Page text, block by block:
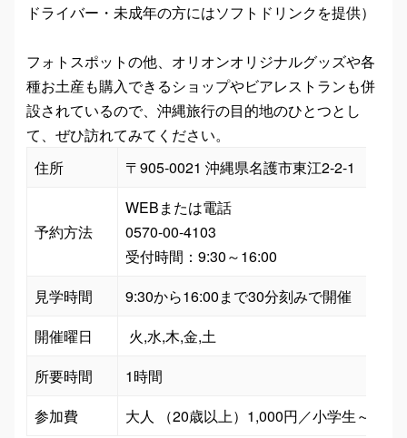
ドライバー・未成年の方にはソフトドリンクを提供）
フォトスポットの他、オリオンオリジナルグッズや各
種お土産も購入できるショップやビアレストランも併
設されているので、沖縄旅行の目的地のひとつとし
て、ぜひ訪れてみてください。
住所
〒905-0021 沖縄県名護市東江2-2-1
予約方法
WEBまたは電話
0570-00-4103
見学時間
9:30から16:00まで30分刻みで開催
開催曜日
火,水,木,金,土
所要時間
参加費
大人 （20歳以上）1,000円／小学生～19